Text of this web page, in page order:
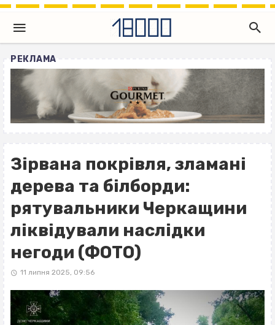
РЕКЛАМА
Зірвана покрівля, зламані
дерева та білборди:
рятувальники Черкащини
ліквідували наслідки
негоди (ФОТО)
11 липня 2025, 09:56